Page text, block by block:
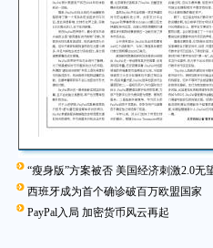
“瘦身版”方案被否 美国经济刺激2.0无
西班牙成为首个确诊破百万欧盟国家
PayPal入局 加密货币风云再起